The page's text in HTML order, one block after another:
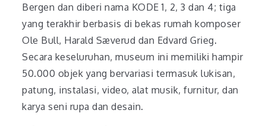
Bergen dan diberi nama KODE 1, 2, 3 dan 4; tiga
yang terakhir berbasis di bekas rumah komposer
Ole Bull, Harald Sæverud dan Edvard Grieg.
Secara keseluruhan, museum ini memiliki hampir
50.000 objek yang bervariasi termasuk lukisan,
patung, instalasi, video, alat musik, furnitur, dan
karya seni rupa dan desain.